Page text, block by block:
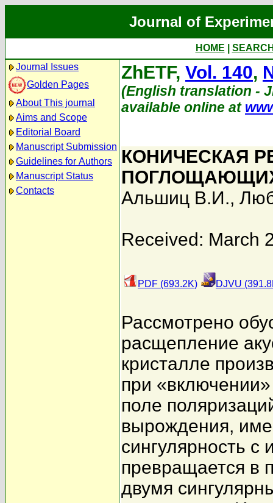
Journal of
HOME
Journal Issues
Golden Pages
About This journal
Aims and Scope
Editorial Board
Manuscript Submission
Guidelines for Authors
Manuscript Status
Contacts
ZhETF, Vol. 140,
(English translation -
available online at
КОНИЧЕСКАЯ
Альшиц В.И.,
Received: March
PDF (693.2K) DJVU
Рассмотрено
расщепление
кристалле
при
поле
вырождения,
сингулярность
превращается в
двумя